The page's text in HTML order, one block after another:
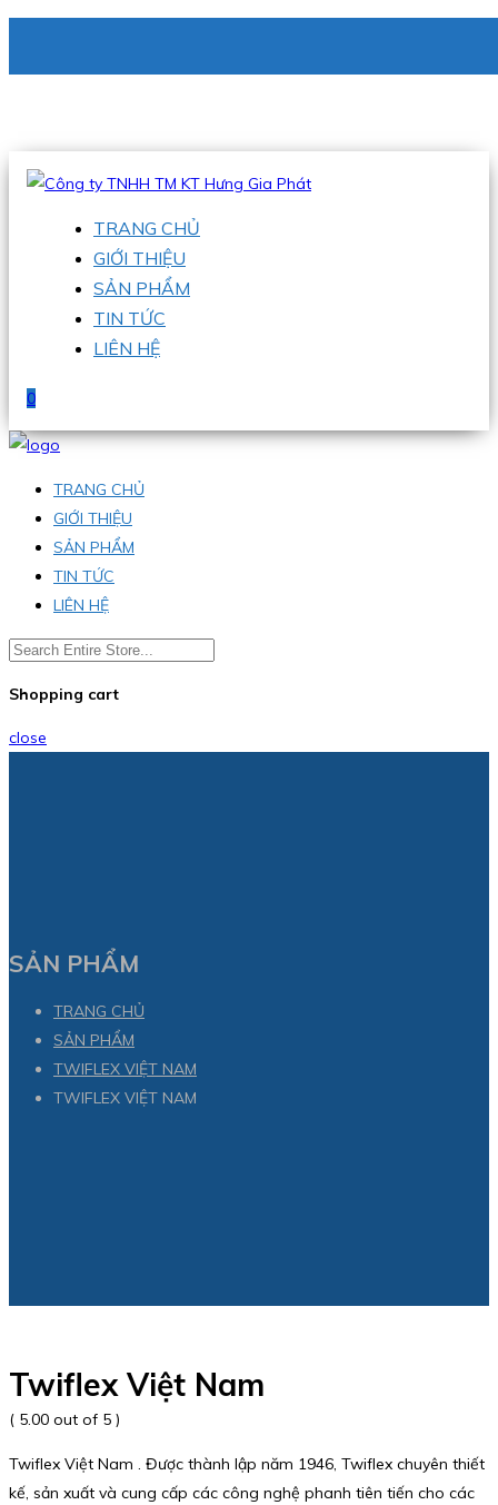
Hotline:0938 336 079
TRANG CHỦ
GIỚI THIỆU
SẢN PHẨM
TIN TỨC
LIÊN HỆ
0
TRANG CHỦ
GIỚI THIỆU
SẢN PHẨM
TIN TỨC
LIÊN HỆ
Shopping cart
close
SẢN PHẨM
TRANG CHỦ
SẢN PHẨM
TWIFLEX VIỆT NAM
TWIFLEX VIỆT NAM
Twiflex Việt Nam
( 5.00 out of 5 )
Twiflex Việt Nam . Được thành lập năm 1946, Twiflex chuyên thiết
kế, sản xuất và cung cấp các công nghệ phanh tiên tiến cho các